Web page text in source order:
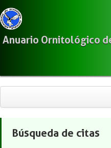
Anuario Ornitológico
Citas
Búsqueda de citas